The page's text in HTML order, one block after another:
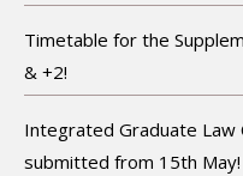
Timetable for the
& +2!
Integrated Graduate Law
submitted from 15th May!